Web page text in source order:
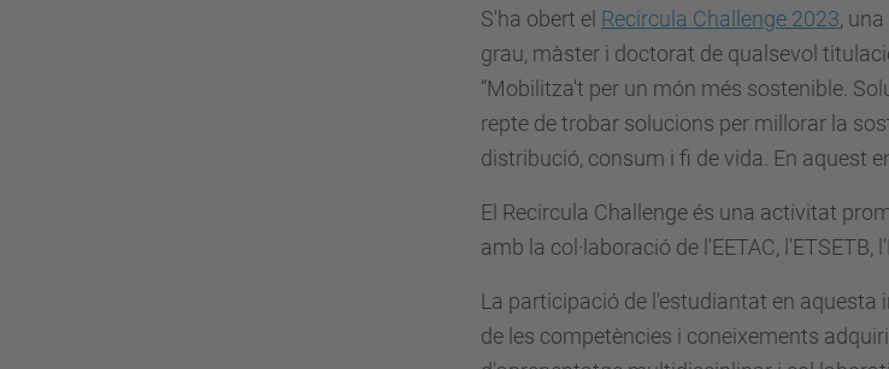
s
e
i
a
a
.
u
p
c
S'ha obert el Recircula Challenge 2023,
grau, màster i doctorat de qualsevol
“Mobilitza't per un món més sostenible.
repte de trobar solucions per millorar la
distribució, consum i fi de vida. En aquest
El Recircula Challenge és una activitat
amb la col·laboració de l'EETAC, l'ETSETB,
La participació de l'estudiantat en aquesta
de les competències i coneixements